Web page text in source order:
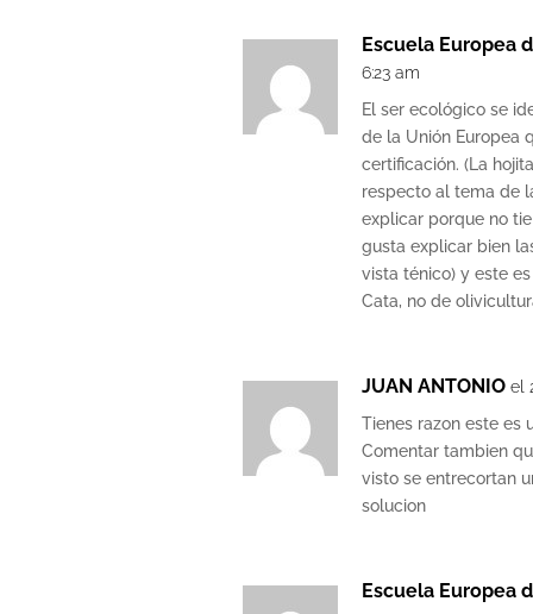
Escuela Europea
6:23 am
El ser ecológico se
de la Unión Europea
certificación. (La
respecto al tema de
explicar porque no
gusta explicar bien
vista ténico) y este
Cata, no de
JUAN ANTONIO el
Tienes razon este es
Comentar tambien
visto se entrecortan
solucion
Escuela Europea